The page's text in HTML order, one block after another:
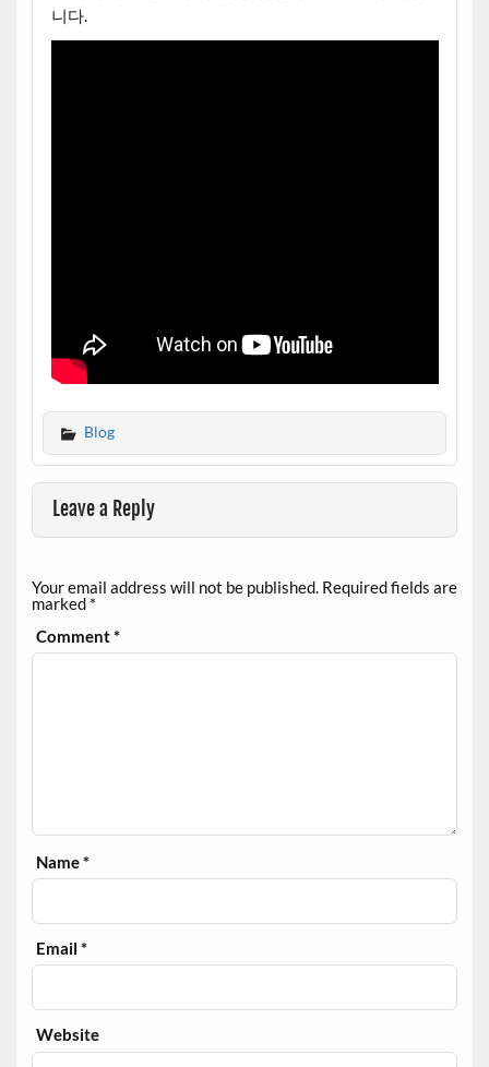
니다.
Blog
Leave a Reply
Your email address will not be published. Required fields are
marked *
Comment*
Name*
Email*
Website